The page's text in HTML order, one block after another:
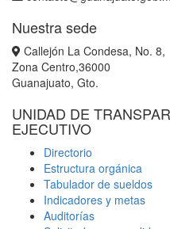
Nuestra sede
Callejón La Condesa, No. 8,
Zona Centro,36000
Guanajuato, Gto.
UNIDAD DE
EJECUTIVO
Directorio
Estructura orgánica
Tabulador de sueldos
Indicadores y metas
Auditorías